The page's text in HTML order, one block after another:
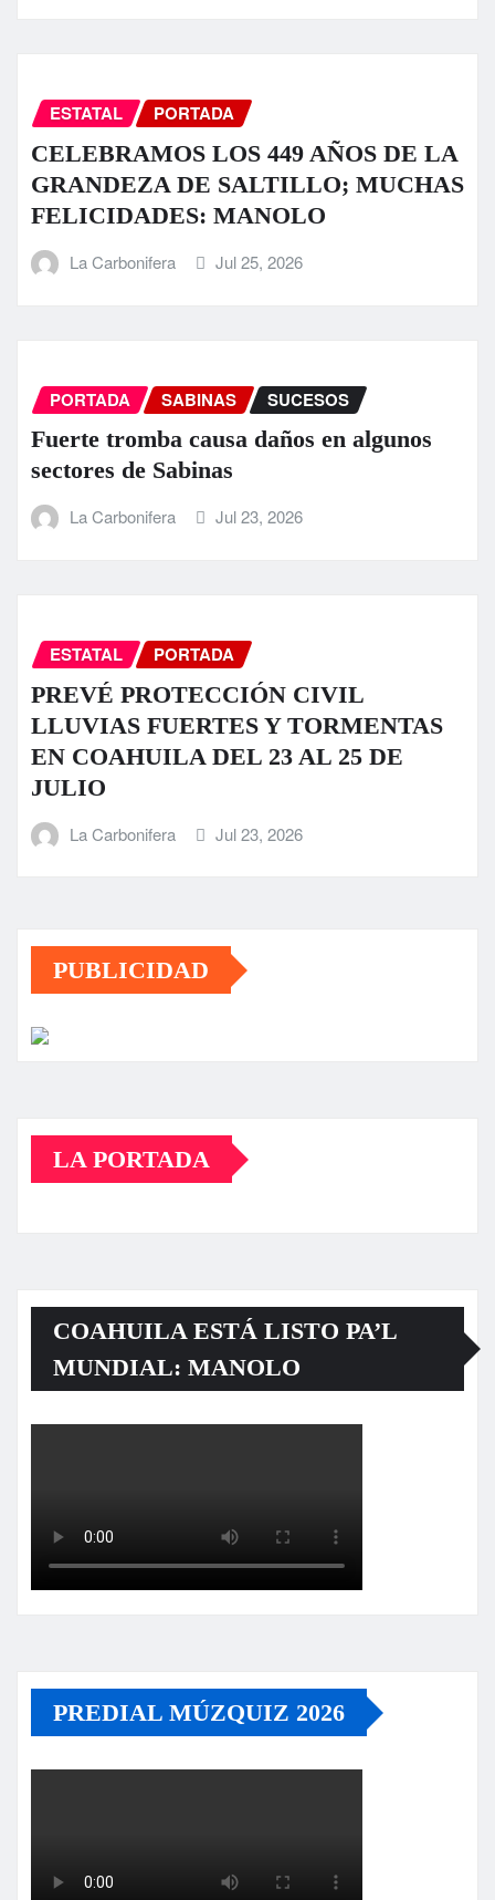
ESTATAL PORTADA
CELEBRAMOS LOS 449 AÑOS DE LA
GRANDEZA DE SALTILLO; MUCHAS
FELICIDADES: MANOLO
La Carbonifera Jul 25, 2026
PORTADA SABINAS SUCESOS
Fuerte tromba causa daños en algunos
sectores de Sabinas
La Carbonifera Jul 23, 2026
ESTATAL PORTADA
PREVÉ PROTECCIÓN CIVIL
LLUVIAS FUERTES Y TORMENTAS
EN COAHUILA DEL 23 AL 25 DE
JULIO
La Carbonifera Jul 23, 2026
PUBLICIDAD
LA PORTADA
COAHUILA ESTÁ LISTO PA’L
MUNDIAL: MANOLO
PREDIAL MÚZQUIZ 2026